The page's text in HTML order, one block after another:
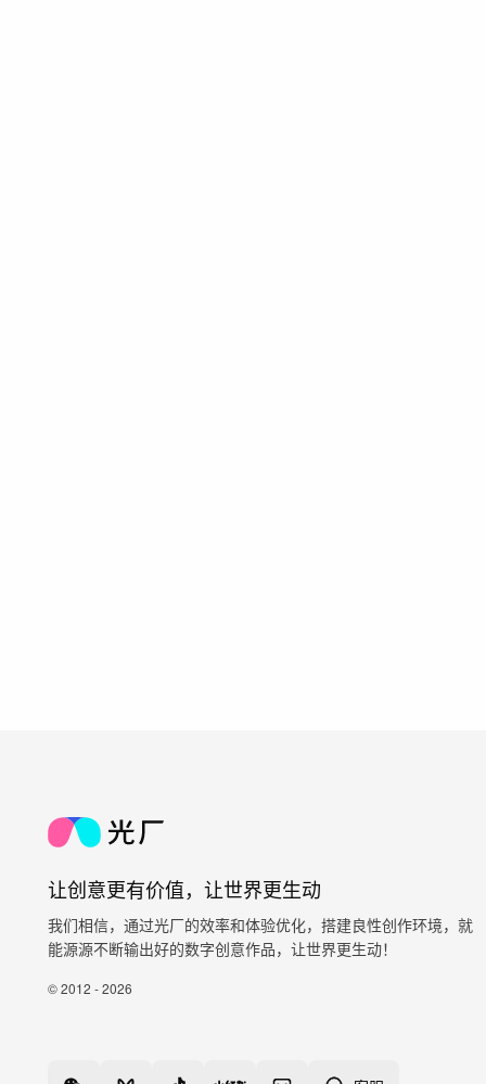
让创意更有价值，让世界更生动
我们相信，通过光厂的效率和体验优化，搭建良性创作环境，就
能源源不断输出好的数字创意作品，让世界更生动！
© 2012 - 2026